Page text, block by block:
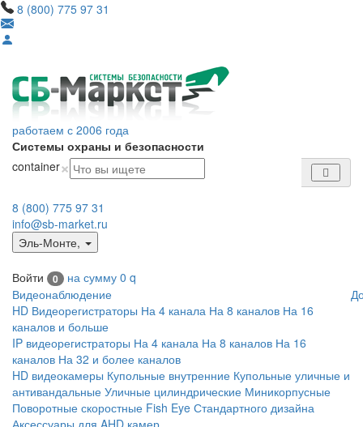
8 (800) 775 97 31
работаем с 2006 года
Системы охраны и безопасности
container×
8 (800) 775 97 31
info@sb-market.ru
Эль-Монте,
Войти 0 на сумму 0 q
Видеонаблюдение
HD Видеорегистраторы На 4 канала На 8 каналов На 16
каналов и больше
IP видеорегистраторы На 4 канала На 8 каналов На 16
каналов На 32 и более каналов
HD видеокамеры Купольные внутренние Купольные уличные и
антивандальные Уличные цилиндрические Миникорпусные
Поворотные скоростные Fish Eye Стандартного дизайна